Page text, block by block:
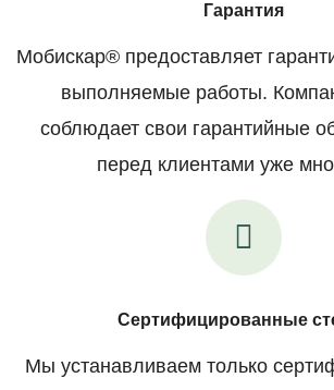
Гарантия
Мобискар® предоставляет
выполняемые работы.
соблюдает свои гарантийные
перед клиентами уже
Сертифицированные
Мы устанавливаем только